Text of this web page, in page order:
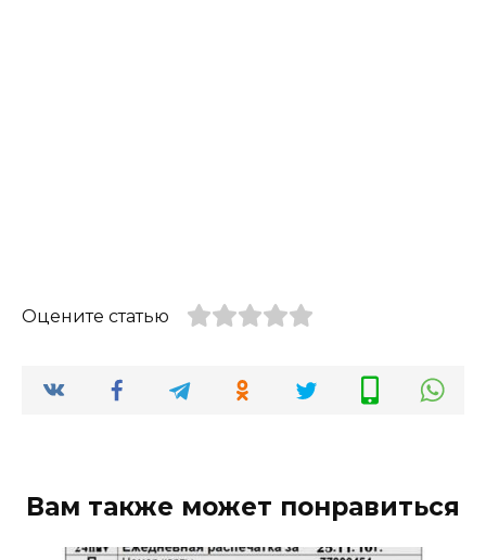
Оцените статью
Вам также может понравиться